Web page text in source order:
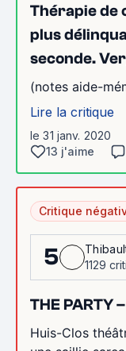
Thérapie de
plus
seconde.
(notes aide-
Lire la critique
le 31 janv. 2020
13 j'aime
Critique
5
1129
THE PARTY
Huis-Clos